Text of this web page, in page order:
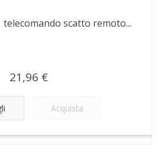
telecomando scatto remoto...
21,96 €
Acquista